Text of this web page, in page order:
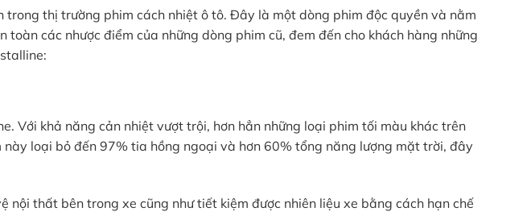
thị trường phim cách nhiệt ô tô. Đây là một dòng phim độc quyền và nằm
các nhược điểm của những dòng phim cũ, đem đến cho khách hàng những
Với khả năng cản nhiệt vượt trội, hơn hẳn những loại phim tối màu khác trên
loại bỏ đến 97% tia hồng ngoại và hơn 60% tổng năng lượng mặt trời, đây
thất bên trong xe cũng như tiết kiệm được nhiên liệu xe bằng cách hạn chế